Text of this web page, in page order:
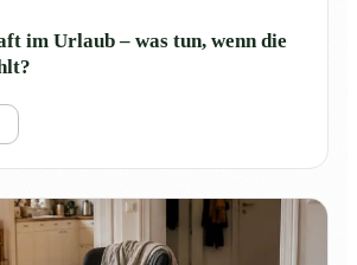
im Urlaub – was tun, wenn die